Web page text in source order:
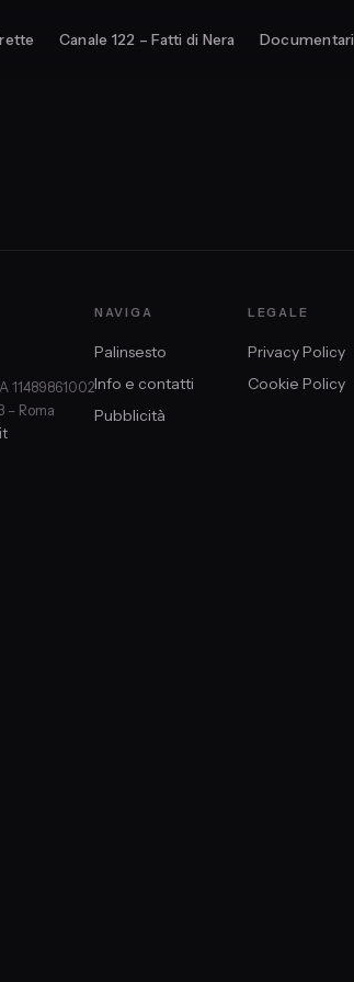
Canale 122 – Fatti di Nera Documentari
11489861002
– Roma
NAVIGA
Palinsesto
Info e contatti
Pubblicità
LEGALE
Privacy Policy
Cookie Policy